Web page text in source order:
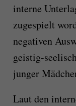
interne
zugespielt
negativen
geistig-
junger
Laut den